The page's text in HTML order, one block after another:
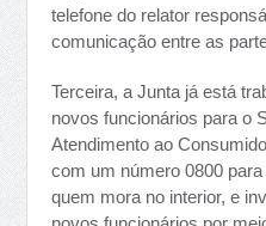
telefone do relator
comunicação entre as
Terceira, a Junta já está
novos funcionários para o
Atendimento ao
com um número 0800
quem mora no interior, e